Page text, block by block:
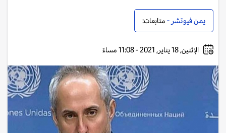
يمن فيوتشر - متابعات:
الإثنين, 18 يناير, 2021 - 11:08 مساءً